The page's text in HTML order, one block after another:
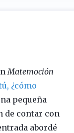
Matemoción
¿cómo
pequeña
de contar con
abordé